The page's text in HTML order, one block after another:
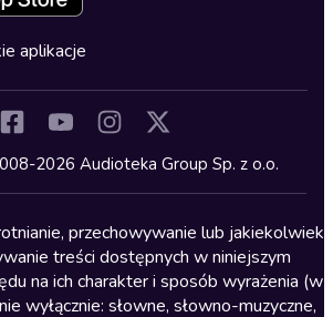
aplikacje
2026 Audioteka Group Sp. z o.o.
przechowywanie lub jakiekolwiek
treści dostępnych w niniejszym
na ich charakter i sposób wyrażenia (w
wyłącznie: słowne, słowno-muzyczne,